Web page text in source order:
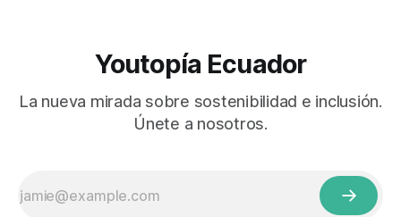
Youtopía Ecuador
La nueva mirada sobre sostenibilidad e inclusión.
Únete a nosotros.